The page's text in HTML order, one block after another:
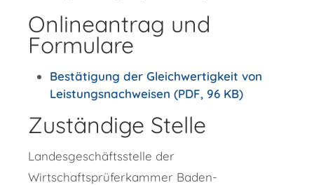
Onlineantrag und
Formulare
Bestätigung der Gleichwertigkeit von
Leistungsnachweisen (PDF, 96 KB)
Zuständige Stelle
Landesgeschäftsstelle der
Wirtschaftsprüferkammer Baden-